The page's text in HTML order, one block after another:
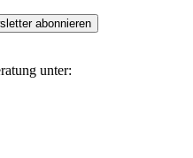
abonnieren
unter: